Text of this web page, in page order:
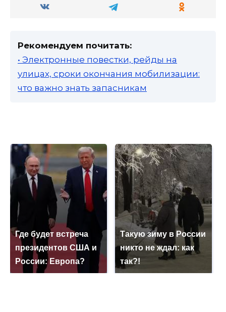
Рекомендуем почитать:
• Электронные повестки, рейды на
улицах, сроки окончания мобилизации:
что важно знать запасникам
Где будет встреча
президентов США и
России: Европа?
Такую зиму в России
никто не ждал: как
так?!